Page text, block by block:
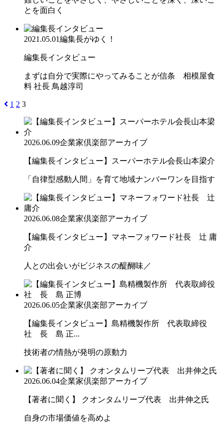
とを面白く
2021.05.01編集長がゆく！
編集長インタビュー
まずは自分で実際にやってみることが信条 相模屋食
料 社長 鳥越淳司
1 2 3
2026.06.09企業家倶楽部アーカイブ
【編集長インタビュー】スーパーホテル会長山本梁介
「自律型感動人間」を育て地域ナンバーワンを目指す
2026.06.08企業家倶楽部アーカイブ
【編集長インタビュー】マネーフォワード社長 辻 庸
介
人との出会いがビジネスの醍醐味／
2026.06.05企業家倶楽部アーカイブ
【編集長インタビュー】島精機製作所 代表取締役
社 長 島 正...
技術者の情熱が発明の原動力
2026.06.04企業家倶楽部アーカイブ
【著者に聞く】 クオンタムリープ代表 出井伸之氏
自身の市場価値を高めよ